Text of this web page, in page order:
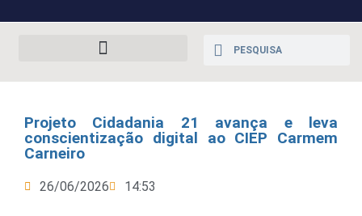
Projeto Cidadania 21 avança e leva
conscientização digital ao CIEP Carmem
Carneiro
26/06/2026 14:53